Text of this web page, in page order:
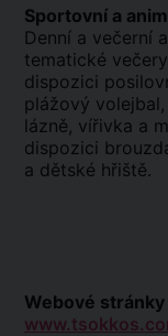
Sportovní a
Denní a večerní
tematické
dispozici
plážový
lázně, vířivka a
dispozici
a dětské hřiště.
Webové stránky